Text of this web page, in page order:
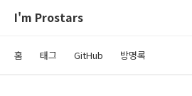
I'm Prostars
홈 태그 GitHub 방명록